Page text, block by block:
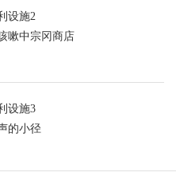
设施2
嗽中宗冈商店
设施3
的小径